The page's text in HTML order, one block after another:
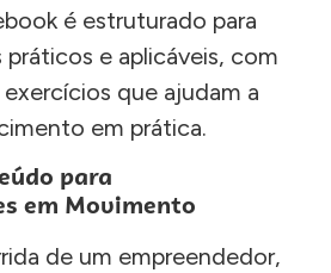
é estruturado para
e aplicáveis, com
que ajudam a
em prática.
para
em Movimento
de um empreendedor,